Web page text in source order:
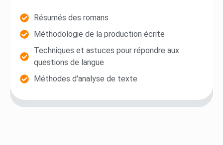
Résumés des romans
Méthodologie de la production écrite
Techniques et astuces pour répondre aux
questions de langue
Méthodes d'analyse de texte